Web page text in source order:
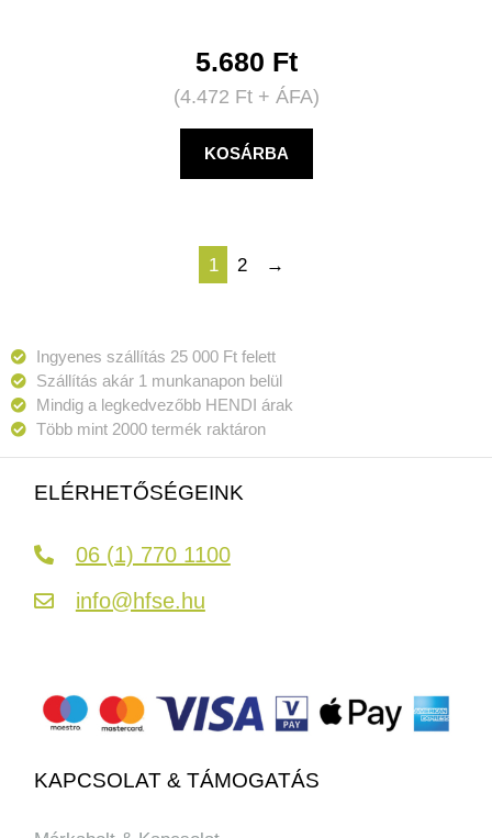
5.680 Ft
(4.472 Ft+ ÁFA)
KOSÁRBA
1 2 →
Ingyenes szállítás 25 000 Ft felett
Szállítás akár 1 munkanapon belül
Mindig a legkedvezőbb HENDI árak
Több mint 2000 termék raktáron
ELÉRHETŐSÉGEINK
06 (1) 770 1100
info@hfse.hu
KAPCSOLAT & TÁMOGATÁS